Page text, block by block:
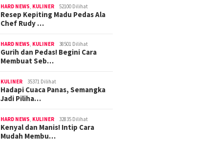
HARD NEWS KULINER 52100 Dilihat
Resep Kepiting Madu Pedas Ala
Chef Rudy …
HARD NEWS KULINER 38501 Dilihat
Gurih dan Pedas! Begini Cara
Membuat Seb…
KULINER 35371 Dilihat
Hadapi Cuaca Panas, Semangka
Jadi Piliha…
HARD NEWS KULINER 32835 Dilihat
Kenyal dan Manis! Intip Cara
Mudah Membu…